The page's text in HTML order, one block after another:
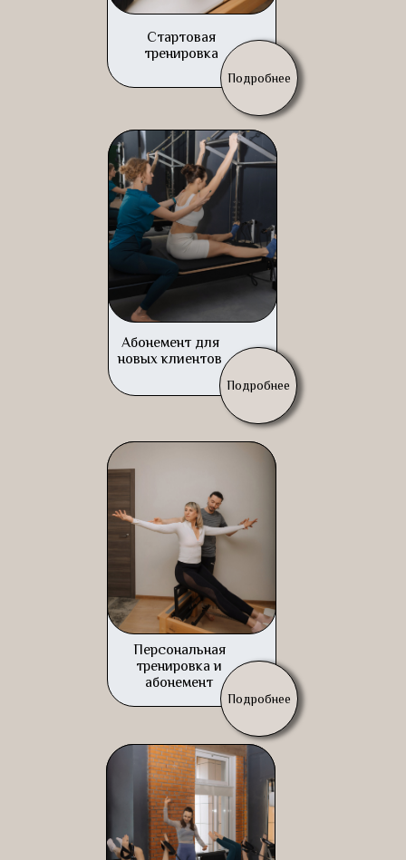
Стартовая
тренировка
Подробнее
Персональная
тренировка и
абонемент
Подробнее
Абонемент для
новых клиентов
Подробнее